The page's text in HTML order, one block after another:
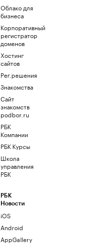
Облако для
бизнеса
Корпоративный
регистратор
доменов
Хостинг
сайтов
Рег.решения
Знакомства
Сайт
знакомств
podbor.ru
РБК
Компании
РБК Курсы
Школа
управления
РБК
РБК
Новости
iOS
Android
AppGallery